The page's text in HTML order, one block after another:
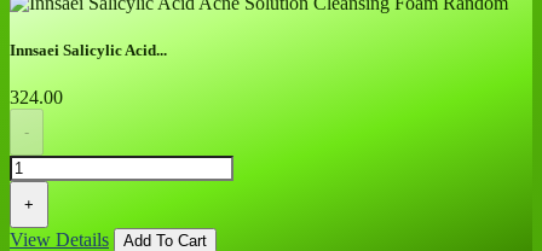
Innsaei Salicylic Acid...
324.00
-
+
View Details Add To Cart